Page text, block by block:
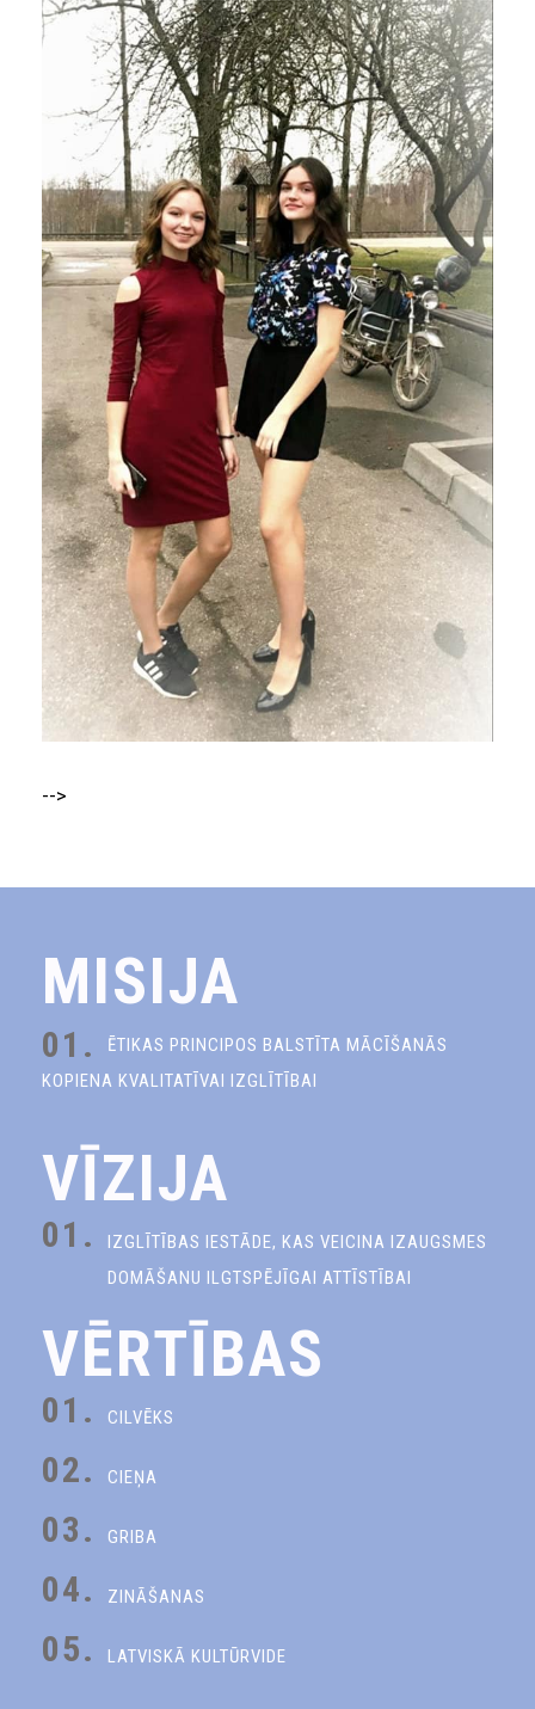
-->
MISIJA
01.
ĒTIKAS PRINCIPOS BALSTĪTA MĀCĪŠANĀS
KOPIENA KVALITATĪVAI IZGLĪTĪBAI
VĪZIJA
01.
IZGLĪTĪBAS IESTĀDE, KAS VEICINA IZAUGSMES
DOMĀŠANU ILGTSPĒJĪGAI ATTĪSTĪBAI
VĒRTĪBAS
01. CILVĒKS
02. CIEŅA
03. GRIBA
04. ZINĀŠANAS
05. LATVISKĀ KULTŪRVIDE